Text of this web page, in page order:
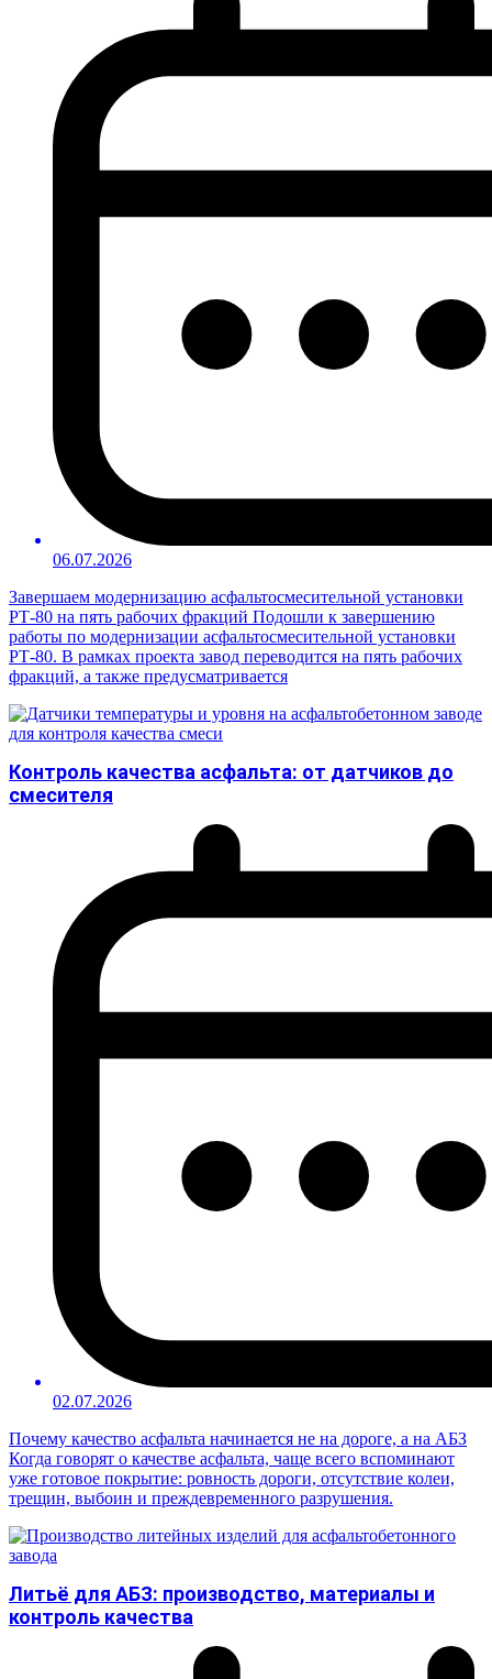
06.07.2026
Завершаем модернизацию асфальтосмесительной установки
РТ-80 на пять рабочих фракций Подошли к завершению
работы по модернизации асфальтосмесительной установки
РТ-80. В рамках проекта завод переводится на пять рабочих
фракций, а также предусматривается
Контроль качества асфальта: от датчиков до
смесителя
02.07.2026
Почему качество асфальта начинается не на дороге, а на АБЗ
Когда говорят о качестве асфальта, чаще всего вспоминают
уже готовое покрытие: ровность дороги, отсутствие колеи,
трещин, выбоин и преждевременного разрушения.
Литьё для АБЗ: производство, материалы и
контроль качества